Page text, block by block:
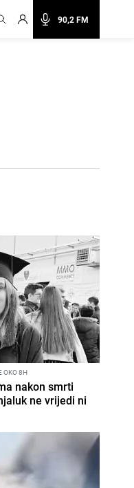
90,2 FM
OKO 8H
nakon smrti
ne vrijedi ni